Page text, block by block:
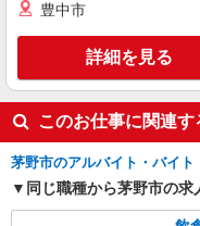
豊中市
詳細を見る
このお仕事に関連
茅野市のアルバイト・バイ
同じ職種から茅野市の求